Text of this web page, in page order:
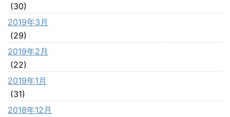
(30)
2019年3月
(29)
2019年2月
(22)
2019年1月
(31)
2018年12月